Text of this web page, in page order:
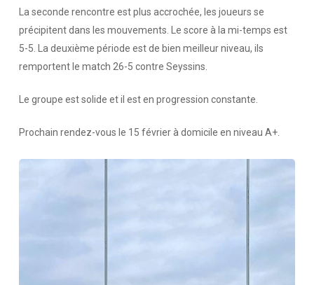
La seconde rencontre est plus accrochée, les joueurs se
précipitent dans les mouvements. Le score à la mi-temps est
5-5. La deuxième période est de bien meilleur niveau, ils
remportent le match 26-5 contre Seyssins.
Le groupe est solide et il est en progression constante.
Prochain rendez-vous le 15 février à domicile en niveau A+.